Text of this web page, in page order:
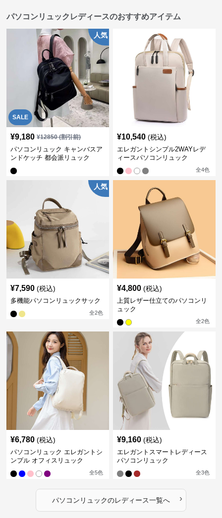
パソコンリュックレディースのおすすめアイテム
SALE
人気
¥9,180 ¥12850(割引前)
パソコンリュック キャンバスア
ンドケッチ 都会派リュック
¥10,540 (税込)
エレガントシンプル2WAYレデ
ィースパソコンリュック
全4色
人気
¥7,590 (税込)
多機能パソコンリュックサック
全2色
¥4,800 (税込)
上質レザー仕立てのパソコンリ
ュック
全2色
¥6,780 (税込)
パソコンリュック エレガントシ
ンプル オフィスリュック
全5色
¥9,160 (税込)
エレガントスマートレディース
パソコンリュック
全3色
パソコンリュックのレディース一覧へ ›